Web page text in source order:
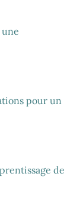
pour un
de